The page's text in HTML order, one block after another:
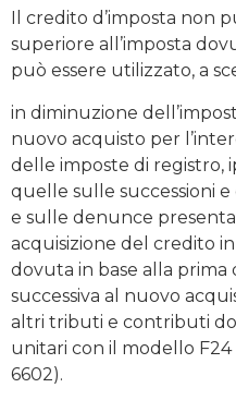
Il credito d’imposta non
superiore all’imposta
può essere utilizzato, a
in diminuzione
nuovo acquisto per
delle imposte di registro,
quelle sulle successioni
e sulle denunce
acquisizione del credito
dovuta in base alla prima
successiva al nuovo
altri tributi e contributi
unitari con il modello
6602).